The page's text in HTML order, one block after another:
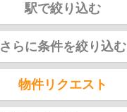
駅で絞り込む
さらに条件を絞り込む
物件リクエスト